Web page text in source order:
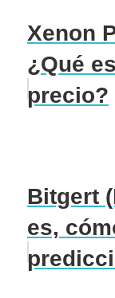
Xenon
¿Qué
precio?
Bitgert
es,